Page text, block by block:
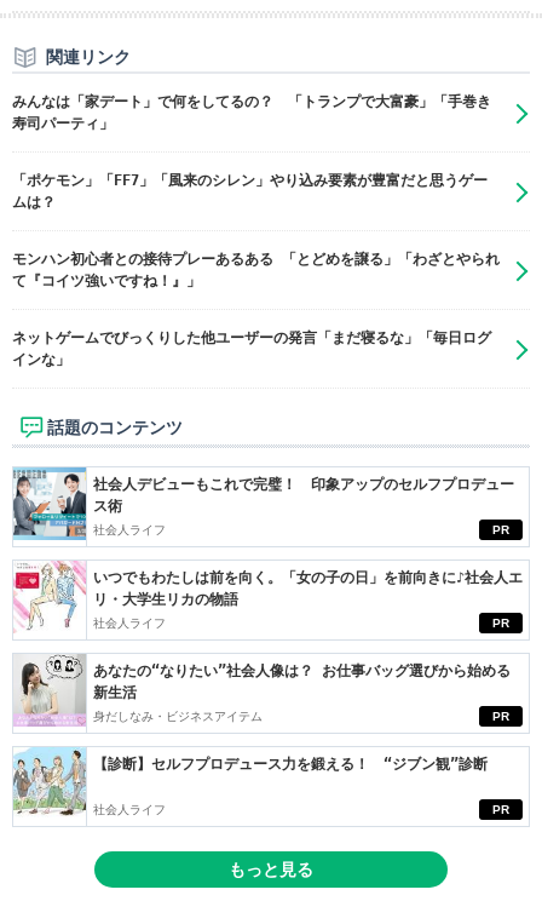
関連リンク
みんなは「家デート」で何をしてるの？ 「トランプで大富豪」「手巻き
寿司パーティ」
「ポケモン」「FF7」「風来のシレン」やり込み要素が豊富だと思うゲー
ムは？
モンハン初心者との接待プレーあるある 「とどめを譲る」「わざとやられ
て『コイツ強いですね！』」
ネットゲームでびっくりした他ユーザーの発言「まだ寝るな」「毎日ログ
インな」
話題のコンテンツ
PR
社会人デビューもこれで完璧！ 印象アップのセルフプロデュー
ス術
社会人ライフ
PR
いつでもわたしは前を向く。「女の子の日」を前向きに♪社会人エ
リ・大学生リカの物語
社会人ライフ
PR
あなたの“なりたい”社会人像は？ お仕事バッグ選びから始める
新生活
身だしなみ・ビジネスアイテム
PR
【診断】セルフプロデュース力を鍛える！ “ジブン観”診断
社会人ライフ
もっと見る